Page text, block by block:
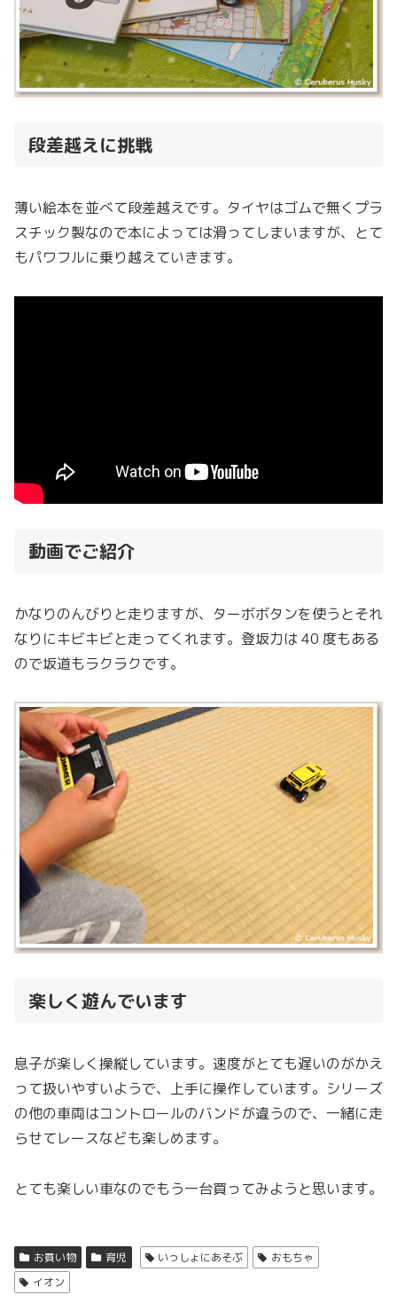
段差越えに挑戦
薄い絵本を並べて段差越えです。タイヤはゴムで無くプラ
スチック製なので本によっては滑ってしまいますが、とて
もパワフルに乗り越えていきます。
動画でご紹介
かなりのんびりと走りますが、ターボボタンを使うとそれ
なりにキビキビと走ってくれます。登坂力は 40 度もある
ので坂道もラクラクです。
楽しく遊んでいます
息子が楽しく操縦しています。速度がとても遅いのがかえ
って扱いやすいようで、上手に操作しています。シリーズ
の他の車両はコントロールのバンドが違うので、一緒に走
らせてレースなども楽しめます。
とても楽しい車なのでもう一台買ってみようと思います。
お買い物 育児 いっしょにあそぶ
おもちゃ
イオン